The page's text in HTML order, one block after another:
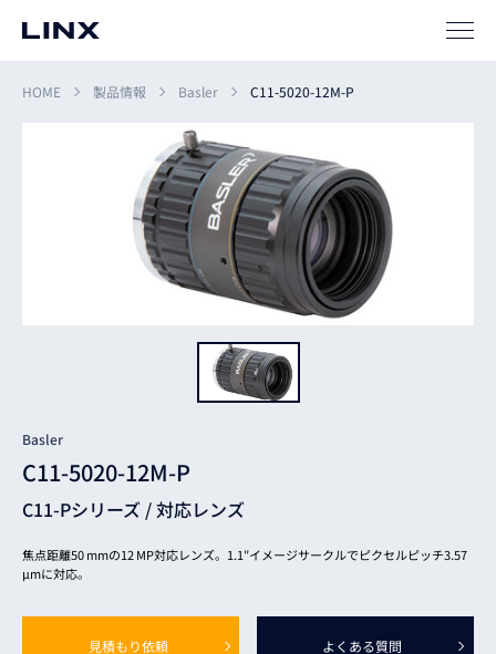
SIパートナー
EN
HOME 製品情報 Basler C11-5020-12M-P
Basler
C11-5020-12M-P
C11-Pシリーズ /対応レンズ
焦点距離50 mmの12 MP対応レンズ。1.1″イメージサークルでピクセルピッチ3.57
μmに対応。
見積もり依頼 よくある質問